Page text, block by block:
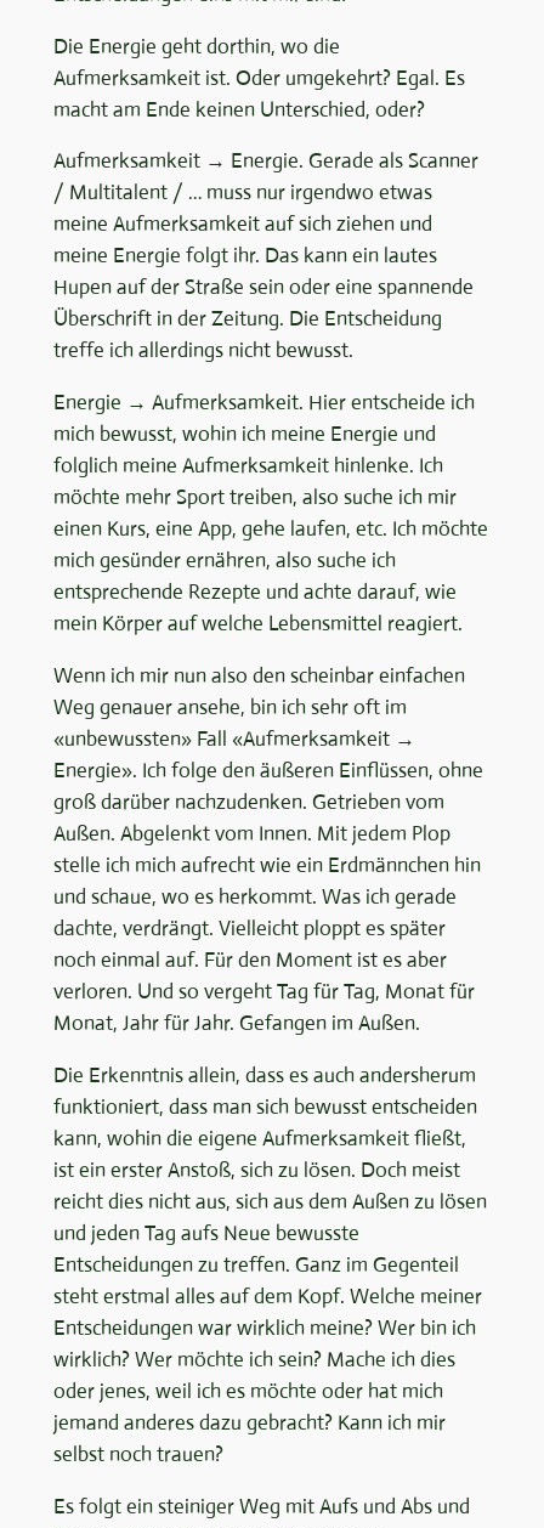
Die Energie geht dorthin, wo die
Aufmerksamkeit ist. Oder umgekehrt? Egal. Es
macht am Ende keinen Unterschied, oder?
Aufmerksamkeit → Energie. Gerade als Scanner
/ Multitalent / … muss nur irgendwo etwas
meine Aufmerksamkeit auf sich ziehen und
meine Energie folgt ihr. Das kann ein lautes
Hupen auf der Straße sein oder eine spannende
Überschrift in der Zeitung. Die Entscheidung
treffe ich allerdings nicht bewusst.
Energie → Aufmerksamkeit. Hier entscheide ich
mich bewusst, wohin ich meine Energie und
folglich meine Aufmerksamkeit hinlenke. Ich
möchte mehr Sport treiben, also suche ich mir
einen Kurs, eine App, gehe laufen, etc. Ich möchte
mich gesünder ernähren, also suche ich
entsprechende Rezepte und achte darauf, wie
mein Körper auf welche Lebensmittel reagiert.
Wenn ich mir nun also den scheinbar einfachen
Weg genauer ansehe, bin ich sehr oft im
«unbewussten» Fall «Aufmerksamkeit →
Energie». Ich folge den äußeren Einflüssen, ohne
groß darüber nachzudenken. Getrieben vom
Außen. Abgelenkt vom Innen. Mit jedem Plop
stelle ich mich aufrecht wie ein Erdmännchen hin
und schaue, wo es herkommt. Was ich gerade
dachte, verdrängt. Vielleicht ploppt es später
noch einmal auf. Für den Moment ist es aber
verloren. Und so vergeht Tag für Tag, Monat für
Monat, Jahr für Jahr. Gefangen im Außen.
Die Erkenntnis allein, dass es auch andersherum
funktioniert, dass man sich bewusst entscheiden
kann, wohin die eigene Aufmerksamkeit fließt,
ist ein erster Anstoß, sich zu lösen. Doch meist
reicht dies nicht aus, sich aus dem Außen zu lösen
und jeden Tag aufs Neue bewusste
Entscheidungen zu treffen. Ganz im Gegenteil
steht erstmal alles auf dem Kopf. Welche meiner
Entscheidungen war wirklich meine? Wer bin ich
wirklich? Wer möchte ich sein? Mache ich dies
oder jenes, weil ich es möchte oder hat mich
jemand anderes dazu gebracht? Kann ich mir
selbst noch trauen?
Es folgt ein steiniger Weg mit Aufs und Abs und